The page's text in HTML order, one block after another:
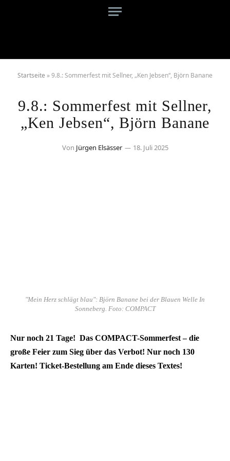
Startseite »9.8.: Sommerfest mit Sellner, „Ken Jebsen“, Björn Banane
9.8.: Sommerfest mit Sellner,
„Ken Jebsen“, Björn Banane
Von Jürgen Elsässer 18. Juli 2025
"Mein Herz schlägt blau": Björn Banane bei der Blauen Welle In
Sonneberg. Foto: COMPACT
Nur noch 21 Tage! Das COMPACT-Sommerfest – die
große Feier zum Sieg über das Verbot! Nur noch 130
Karten! Ticket-Bestellung am Ende dieses Textes!